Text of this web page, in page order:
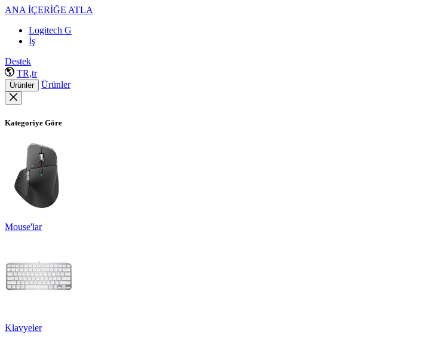
ANA İÇERİĞE ATLA
Logitech G
İş
Destek
TR,tr
Ürünler Ürünler
Kategoriye Göre
Mouse'lar
Klavyeler